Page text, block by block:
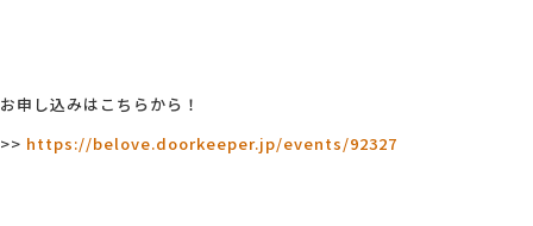
お申し込みはこちらから！
>> https://belove.doorkeeper.jp/events/92327